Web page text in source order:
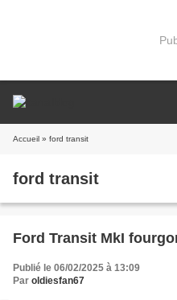
Accueil » ford transit
ford transit
Ford Transit MkI
Publié le 06/02/2025 à 13:09
Par oldiesfan67